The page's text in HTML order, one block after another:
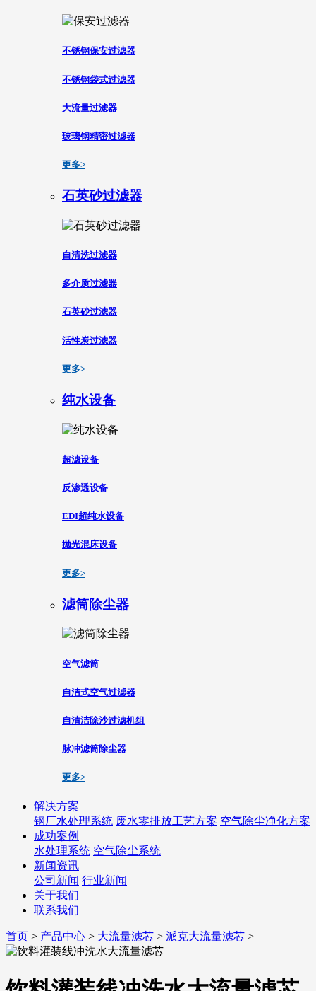
不锈钢保安过滤器
不锈钢袋式过滤器
大流量过滤器
玻璃钢精密过滤器
更多>
石英砂过滤器
自清洗过滤器
多介质过滤器
石英砂过滤器
活性炭过滤器
更多>
纯水设备
超滤设备
反渗透设备
EDI超纯水设备
抛光混床设备
更多>
滤筒除尘器
空气滤筒
自洁式空气过滤器
自清洁除沙过滤机组
脉冲滤筒除尘器
更多>
解决方案
钢厂水处理系统 废水零排放工艺方案 空气除尘净化方案
成功案例
水处理系统 空气除尘系统
新闻资讯
公司新闻 行业新闻
关于我们
联系我们
首页 > 产品中心 > 大流量滤芯 > 派克大流量滤芯 >